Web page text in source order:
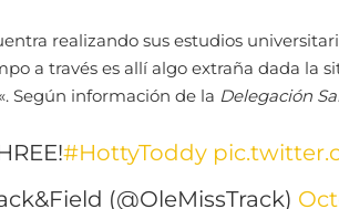
realizando sus estudios
a través es allí algo extraña dada la
«. Según información de la Delegación
#HottyToddy
(@OleMissTrack)